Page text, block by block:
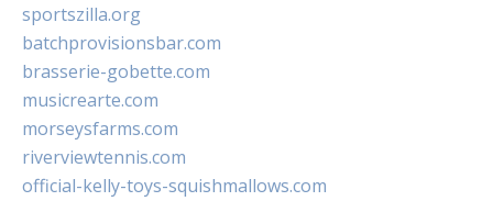
sportszilla.org
batchprovisionsbar.com
brasserie-gobette.com
musicrearte.com
morseysfarms.com
riverviewtennis.com
official-kelly-toys-squishmallows.com